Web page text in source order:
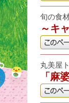
旬の食
～キ
丸美屋
「麻